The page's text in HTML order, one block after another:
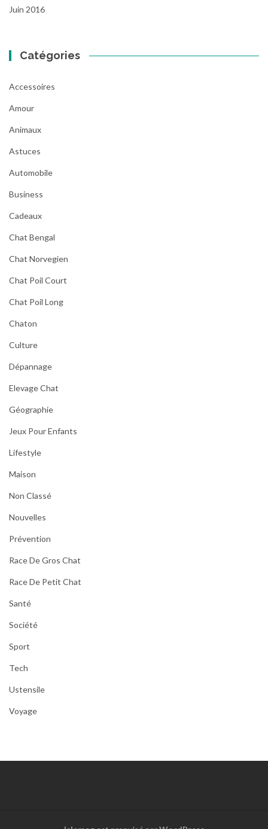
Juin 2016
Catégories
Accessoires
Amour
Animaux
Astuces
Automobile
Business
Cadeaux
Chat Bengal
Chat Norvegien
Chat Poil Court
Chat Poil Long
Chaton
Culture
Dépannage
Elevage Chat
Géographie
Jeux Pour Enfants
Lifestyle
Maison
Non Classé
Nouvelles
Prévention
Race De Gros Chat
Race De Petit Chat
Santé
Société
Sport
Tech
Ustensile
Voyage